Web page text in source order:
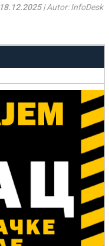
18.12.2025| Autor: InfoDesk